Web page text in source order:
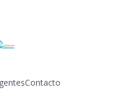
Contacto